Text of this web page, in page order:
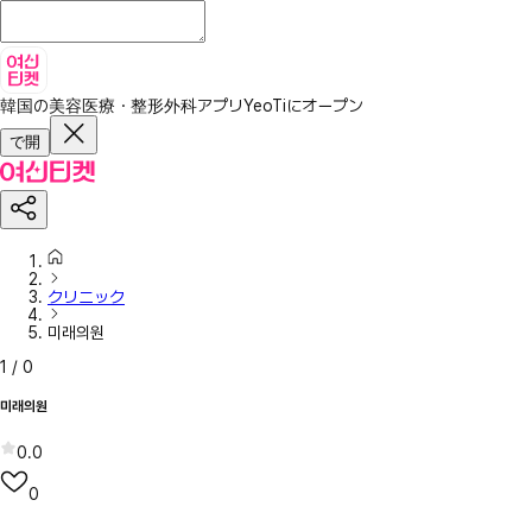
韓国の美容医療・整形外科アプリYeoTiにオープン
で開
クリニック
미래의원
1 / 0
미래의원
0.0
0